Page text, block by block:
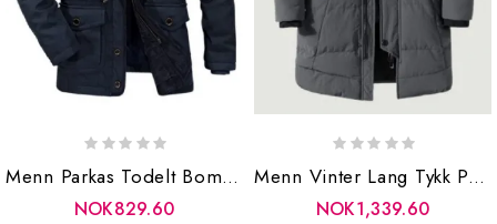
Menn Parkas Todelt Bomullskåper Herre Vinterjakker Jakker Varm Overfrakk Pustende Klær
NOK829.60
Menn Vinter Lang Tykk Parkasjakke Yttertøy Herre Uformell Løs Varm Bomullspolstret Frakk Overjakke For
NOK1,339.60